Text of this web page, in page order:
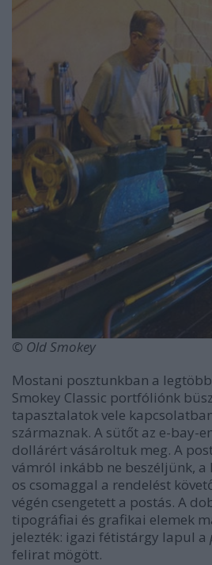
© Old Smokey
Mostani posztunkban a
Smokey Classic portfóliónk
tapasztalatok vele
származnak. A sütőt az e-bay-
dollárért vásároltuk meg. A
vámról inkább ne beszéljünk, a
os csomaggal a rendelést
végén csengetett a postás. A
tipográfiai és grafikai elemek
jelezték: igazi fétistárgy lapul a
felirat mögött.